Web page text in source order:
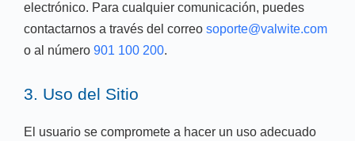
electrónico. Para cualquier comunicación, puedes
contactarnos a través del correo soporte@valwite.com
o al número 901 100 200.
3. Uso del Sitio
El usuario se compromete a hacer un uso adecuado